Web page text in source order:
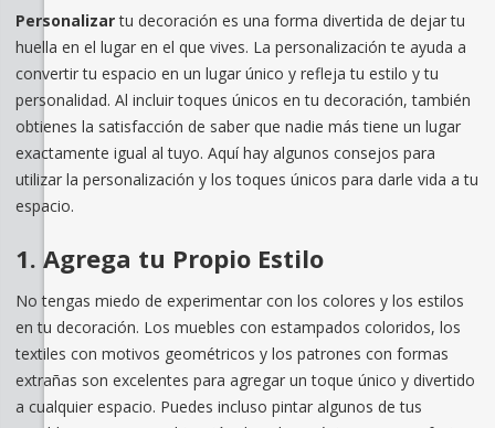
Personalizartu decoración es una forma divertida de dejar tu
huella en el lugar en el que vives. La personalización te ayuda a
convertir tu espacio en un lugar único y refleja tu estilo y tu
personalidad. Al incluir toques únicos en tu decoración, también
obtienes la satisfacción de saber que nadie más tiene un lugar
exactamente igual al tuyo. Aquí hay algunos consejos para
utilizar la personalización y los toques únicos para darle vida a tu
espacio.
1. Agrega tu Propio Estilo
No tengas miedo de experimentar con los colores y los estilos
en tu decoración. Los muebles con estampados coloridos, los
textiles con motivos geométricos y los patrones con formas
extrañas son excelentes para agregar un toque único y divertido
a cualquier espacio. Puedes incluso pintar algunos de tus